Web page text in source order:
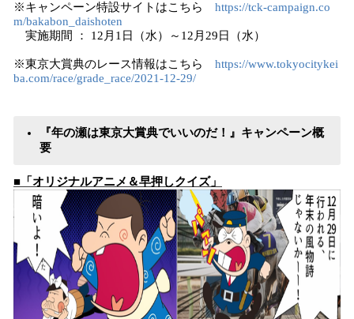
※キャンペーン特設サイトはこちら https://tck-campaign.co
m/bakabon_daishoten
実施期間 ： 12月1日（水）～12月29日（水）
※東京大賞典のレース情報はこちら https://www.tokyocitykei
ba.com/race/grade_race/2021-12-29/
『年の瀬は東京大賞典でいいのだ！』キャンペーン概
要
■「オリジナルアニメ＆早押しクイズ」